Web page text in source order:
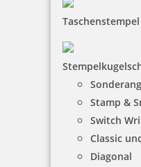
Taschenstempel
Stamp &
Switch
Classic
Diagonal
Prägestempel Trodat